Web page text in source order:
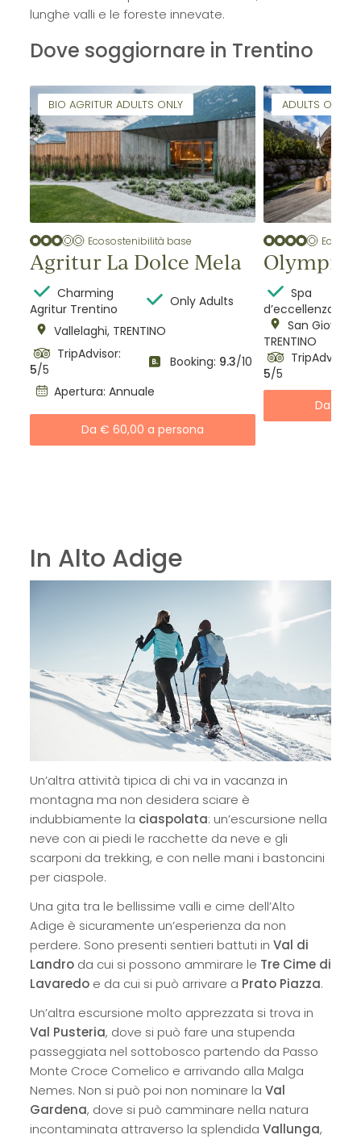
lunghe valli e le foreste innevate.
Dove soggiornare in Trentino
BIO AGRITUR ADULTS ONLY
Ecosostenibilità base
Agritur La Dolce Mela
Charming
Agritur Trentino
Only Adults
Vallelaghi, TRENTINO
TripAdvisor:
5/5 Booking: 9.3/10
Apertura: Annuale
Da € 60,00 a persona
ADULTS ONLY
Olympic
Spa
d’eccellenza
San
TRENTINO
TripAdvisor:
5/5
Da €
In Alto Adige
Un’altra attività tipica di chi va in vacanza in
montagna ma non desidera sciare è
indubbiamente la ciaspolata: un’escursione nella
neve con ai piedi le racchette da neve e gli
scarponi da trekking, e con nelle mani i bastoncini
per ciaspole.
Una gita tra le bellissime valli e cime dell’Alto
Adige è sicuramente un’esperienza da non
perdere. Sono presenti sentieri battuti in Val di
Landro da cui si possono ammirare le Tre Cime di
Lavaredo e da cui si può arrivare a Prato Piazza.
Un’altra escursione molto apprezzata si trova in
Val Pusteria, dove si può fare una stupenda
passeggiata nel sottobosco partendo da Passo
Monte Croce Comelico e arrivando alla Malga
Nemes. Non si può poi non nominare la Val
Gardena, dove si può camminare nella natura
incontaminata attraverso la splendida Vallunga,